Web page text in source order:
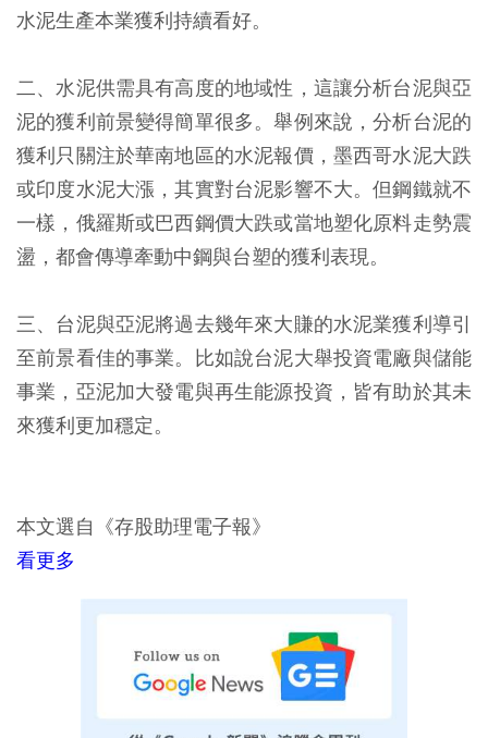
水泥生產本業獲利持續看好。
二、水泥供需具有高度的地域性，這讓分析台泥與亞
泥的獲利前景變得簡單很多。舉例來說，分析台泥的
獲利只關注於華南地區的水泥報價，墨西哥水泥大跌
或印度水泥大漲，其實對台泥影響不大。但鋼鐵就不
一樣，俄羅斯或巴西鋼價大跌或當地塑化原料走勢震
盪，都會傳導牽動中鋼與台塑的獲利表現。
三、台泥與亞泥將過去幾年來大賺的水泥業獲利導引
至前景看佳的事業。比如說台泥大舉投資電廠與儲能
事業，亞泥加大發電與再生能源投資，皆有助於其未
來獲利更加穩定。
本文選自《存股助理電子報》
看更多